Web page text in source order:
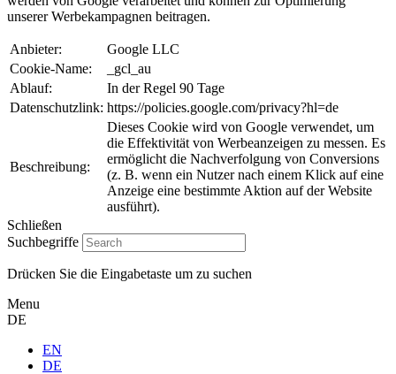
unserer Werbekampagnen beitragen.
Anbieter:
Google LLC
Cookie-Name:
_gcl_au
Ablauf:
In der Regel 90 Tage
Datenschutzlink: https://policies.google.com/privacy?hl=de
Beschreibung:
Dieses Cookie wird von Google verwendet, um
die Effektivität von Werbeanzeigen zu messen. Es
ermöglicht die Nachverfolgung von Conversions
(z. B. wenn ein Nutzer nach einem Klick auf eine
Anzeige eine bestimmte Aktion auf der Website
ausführt).
Schließen
Suchbegriffe
Drücken Sie die Eingabetaste um zu suchen
Menu
DE
EN
DE